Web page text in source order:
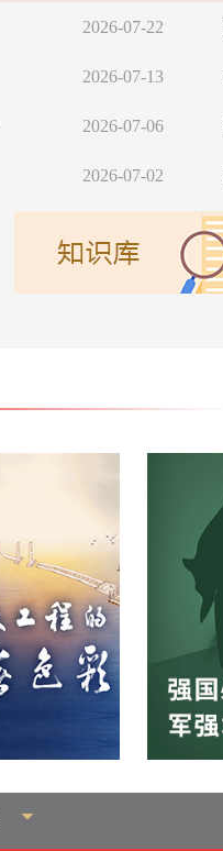
关于公开征集《源城区农村集体经济组织财务管理办法（征求意见稿）》建议的情...
2026-07-22
2026-07-13
2026-07-06
2026-07-02